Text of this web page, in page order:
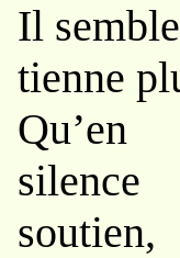
Il
tienne
soutien,